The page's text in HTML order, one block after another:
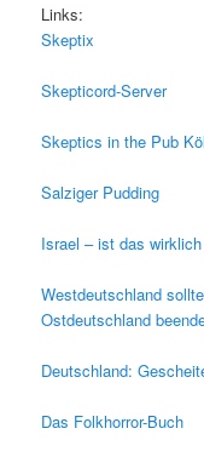
Links:
Skeptix
Skepticord-Server
Skeptics in the Pub
Salziger Pudding
Israel – ist das
Westdeutschland
Ostdeutschland
Deutschland:
Das Folkhorror-Buch